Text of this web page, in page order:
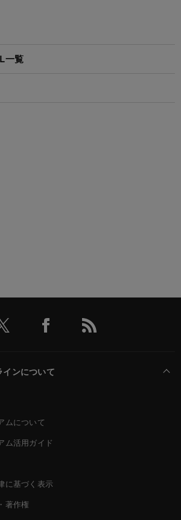
一覧
ンについて
ムについて
ム活用ガイド
に基づく表示
著作権